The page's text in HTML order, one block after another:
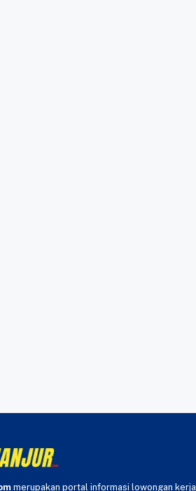
merupakan portal informasi lowongan kerja